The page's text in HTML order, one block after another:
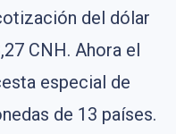
del dólar
CNH. Ahora el
especial de
de 13 países.